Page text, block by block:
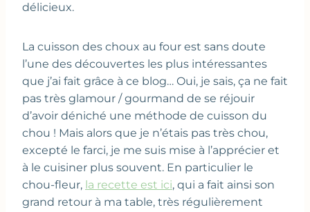
délicieux.
La cuisson des choux au four est sans doute
l’une des découvertes les plus intéressantes
que j’ai fait grâce à ce blog… Oui, je sais, ça ne fait
pas très glamour / gourmand de se réjouir
d’avoir déniché une méthode de cuisson du
chou ! Mais alors que je n’étais pas très chou,
excepté le farci, je me suis mise à l’apprécier et
à le cuisiner plus souvent. En particulier le
chou-fleur, la recette est ici, qui a fait ainsi son
grand retour à ma table, très régulièrement